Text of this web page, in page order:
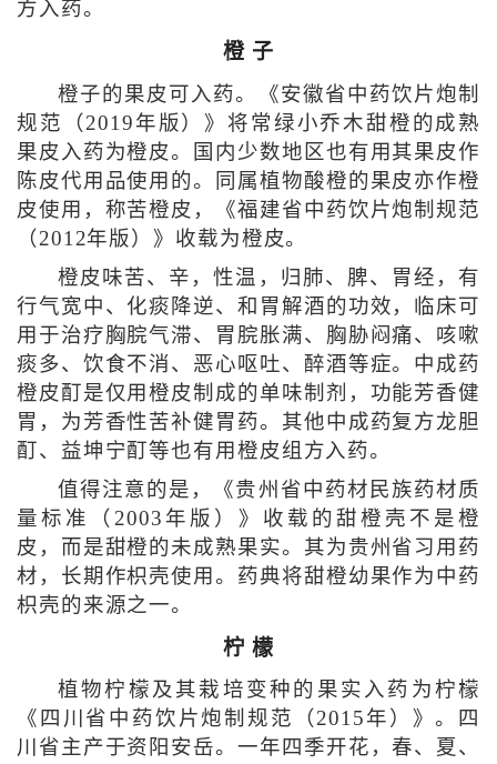
方入药。
橙 子
橙子的果皮可入药。《安徽省中药饮片炮制
规范（2019年版）》将常绿小乔木甜橙的成熟
果皮入药为橙皮。国内少数地区也有用其果皮作
陈皮代用品使用的。同属植物酸橙的果皮亦作橙
皮使用，称苦橙皮，《福建省中药饮片炮制规范
（2012年版）》收载为橙皮。
橙皮味苦、辛，性温，归肺、脾、胃经，有
行气宽中、化痰降逆、和胃解酒的功效，临床可
用于治疗胸脘气滞、胃脘胀满、胸胁闷痛、咳嗽
痰多、饮食不消、恶心呕吐、醉酒等症。中成药
橙皮酊是仅用橙皮制成的单味制剂，功能芳香健
胃，为芳香性苦补健胃药。其他中成药复方龙胆
酊、益坤宁酊等也有用橙皮组方入药。
值得注意的是，《贵州省中药材民族药材质
量标准（2003年版）》收载的甜橙壳不是橙
皮，而是甜橙的未成熟果实。其为贵州省习用药
材，长期作枳壳使用。药典将甜橙幼果作为中药
枳壳的来源之一。
柠 檬
植物柠檬及其栽培变种的果实入药为柠檬
《四川省中药饮片炮制规范（2015年）》。四
川省主产于资阳安岳。一年四季开花，春、夏、